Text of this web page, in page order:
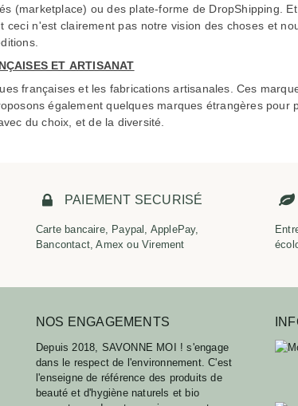
(marketplace) ou des plate-forme de DropShipping.
n'est clairement pas notre vision des choses et
ET ARTISANAT
françaises et les fabrications artisanales. Ces
également quelques marques étrangères pour
du choix, et de la diversité.
PAIEMENT SECURISÉ
Carte bancaire, Paypal, ApplePay,
Bancontact, Amex ou Virement
NOS ENGAGEMENTS
Depuis 2018, SAVONNE MOI ! s'engage
dans le respect de l'environnement. C'est
l'enseigne de référence des produits de
beauté et d'hygiène naturels et bio